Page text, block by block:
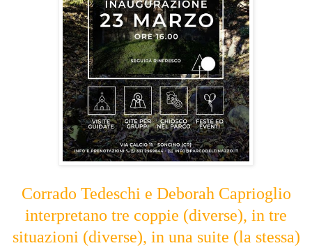
Corrado Tedeschi e Deborah Caprioglio
interpretano tre coppie (diverse), in tre
situazioni (diverse), in una suite (la stessa)